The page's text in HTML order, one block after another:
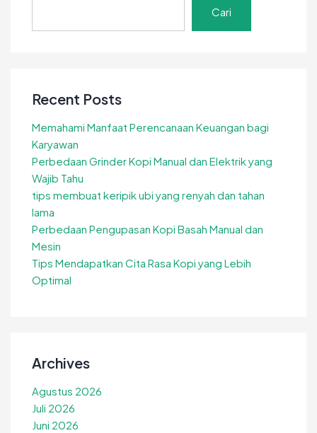
Cari
Recent Posts
Memahami Manfaat Perencanaan Keuangan bagi
Karyawan
Perbedaan Grinder Kopi Manual dan Elektrik yang
Wajib Tahu
tips membuat keripik ubi yang renyah dan tahan
lama
Perbedaan Pengupasan Kopi Basah Manual dan
Mesin
Tips Mendapatkan Cita Rasa Kopi yang Lebih
Optimal
Archives
Agustus 2026
Juli 2026
Juni 2026